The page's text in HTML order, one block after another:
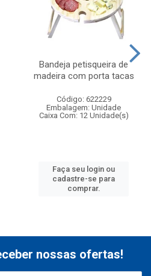
Bandeja petisqueira de
madeira com porta tacas
Código: 622229
Embalagem: Unidade
Caixa Com: 12 Unidade(s)
Faça seu login ou
cadastre-se para
comprar.
nossas ofertas!